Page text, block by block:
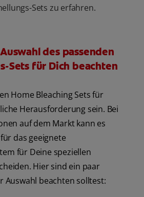
Sets zu erfahren.
des passenden
Sets für Dich beachten
Home Bleaching Sets für
Herausforderung sein. Bei
auf dem Markt kann es
das geeignete
für Deine speziellen
Hier sind ein paar
Auswahl beachten solltest: